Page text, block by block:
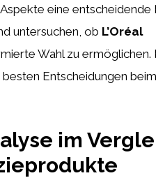
eine entscheidende
untersuchen, ob L’Oréal
Wahl zu ermöglichen.
Entscheidungen
im